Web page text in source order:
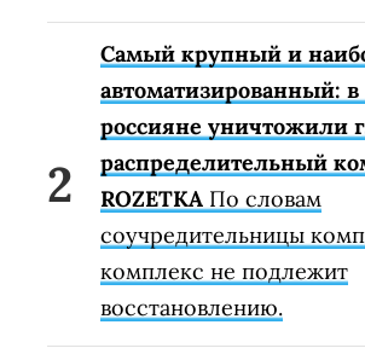
Самый крупный и
автоматизированный: в
россияне уничтожили
распределительный
ROZETKA По словам
соучредительницы
комплекс не подлежит
восстановлению.